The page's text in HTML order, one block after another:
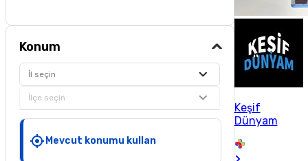
Konum
İl seçin
İlçe seçin
Mevcut konumu kullan
Keşif
Dünyam